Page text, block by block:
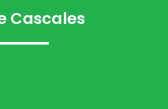
Cascales